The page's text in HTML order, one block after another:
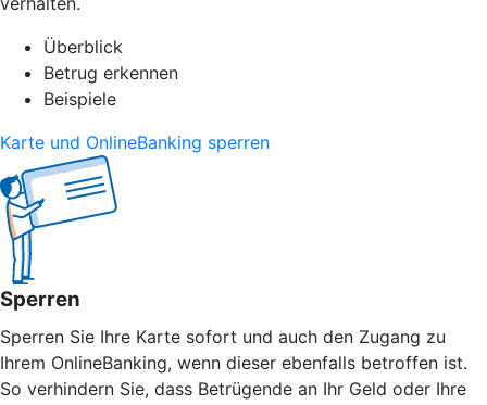
Überblick
Betrug erkennen
Beispiele
Karte und OnlineBanking sperren
Sperren
Sperren Sie Ihre Karte sofort und auch den Zugang zu
Ihrem OnlineBanking, wenn dieser ebenfalls betroffen ist.
So verhindern Sie, dass Betrügende an Ihr Geld oder Ihre